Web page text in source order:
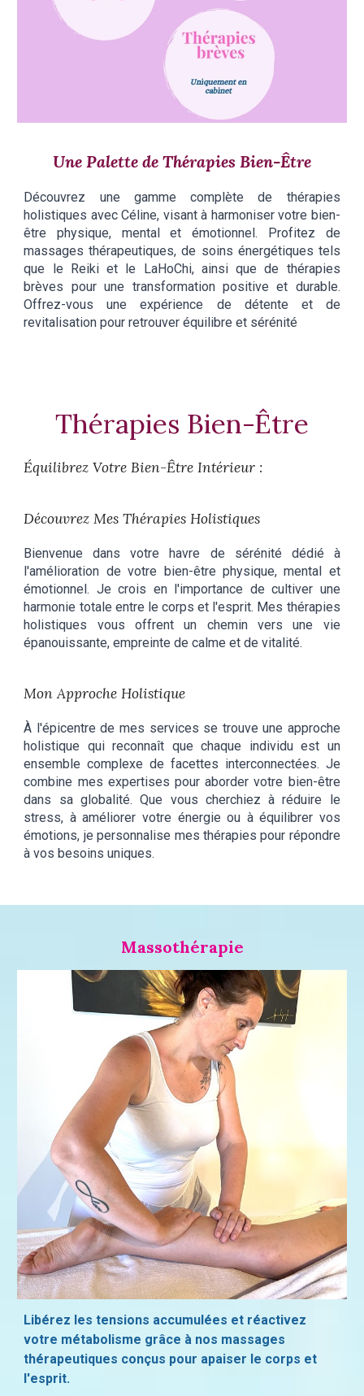
Une Palette de Thérapies Bien-Être
​Découvrez une gamme complète de thérapies
holistiques avec Céline, visant à harmoniser votre bien-
être physique, mental et émotionnel. Profitez de
massages thérapeutiques, de soins énergétiques tels
que le Reiki et le LaHoChi, ainsi que de thérapies
brèves pour une transformation positive et durable.
Offrez-vous une expérience de détente et de
revitalisation pour retrouver équilibre et sérénité
Thérapies Bien-Être
Équilibrez Votre Bien-Être Intérieur :
Découvrez Mes Thérapies Holistiques
Bienvenue dans votre havre de sérénité dédié à
l'amélioration de votre bien-être physique, mental et
émotionnel. Je crois en l'importance de cultiver une
harmonie totale entre le corps et l'esprit. Mes thérapies
holistiques vous offrent un chemin vers une vie
épanouissante, empreinte de calme et de vitalité.
Mon Approche Holistique
À l'épicentre de mes services se trouve une approche
holistique qui reconnaît que chaque individu est un
ensemble complexe de facettes interconnectées. Je
combine mes expertises pour aborder votre bien-être
dans sa globalité. Que vous cherchiez à réduire le
stress, à améliorer votre énergie ou à équilibrer vos
émotions, je personnalise mes thérapies pour répondre
à vos besoins uniques.
Massothérapie
Libérez les tensions accumulées et réactivez
votre métabolisme grâce à nos massages
thérapeutiques conçus pour apaiser le corps et
l'esprit.